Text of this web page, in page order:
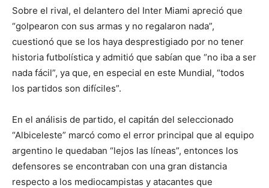
Sobre el rival, el delantero del Inter Miami apreció que
“golpearon con sus armas y no regalaron nada”,
cuestionó que se los haya desprestigiado por no tener
historia futbolística y admitió que sabían que “no iba a ser
nada fácil”, ya que, en especial en este Mundial, “todos
los partidos son difíciles”.
En el análisis de partido, el capitán del seleccionado
“Albiceleste” marcó como el error principal que al equipo
argentino le quedaban “lejos las líneas”, entonces los
defensores se encontraban con una gran distancia
respecto a los mediocampistas y atacantes que